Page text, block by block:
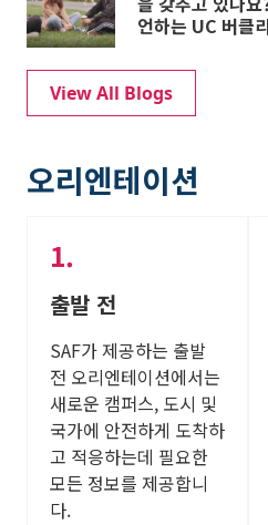
언하는 UC 버클
View All Blogs
오리엔테이션
출발 전
SAF가 제공하는 출발
전 오리엔테이션에서는
새로운 캠퍼스, 도시 및
국가에 안전하게 도착하
고 적응하는데 필요한
모든 정보를 제공합니
다.